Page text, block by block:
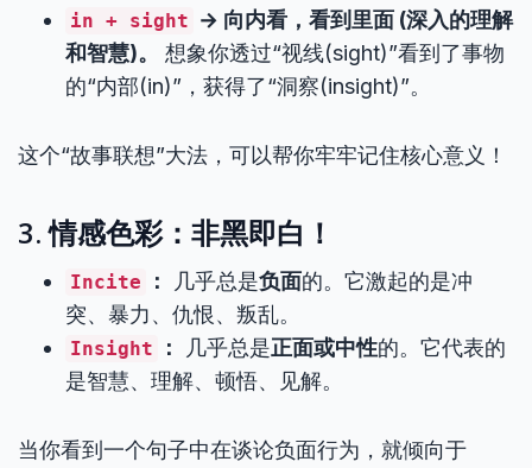
in + sight → 向内看，看到里面 (深入的理解
和智慧)。
想象你透过“视线(sight)”看到了事物
的“内部(in)”，获得了“洞察(insight)”。
这个“故事联想”大法，可以帮你牢牢记住核心意义！
3. 情感色彩：非黑即白！
Incite ： 几乎总是负面的。它激起的是冲
突、暴力、仇恨、叛乱。
Insight ： 几乎总是正面或中性的。它代表的
是智慧、理解、顿悟、见解。
当你看到一个句子中在谈论负面行为，就倾向于